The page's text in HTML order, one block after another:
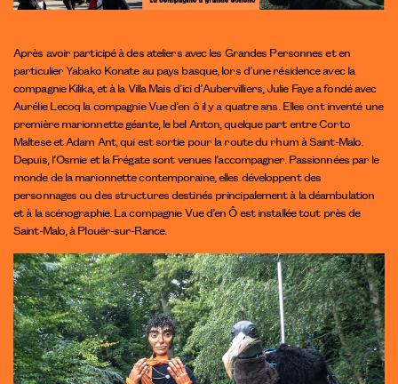
Après avoir participé à des ateliers avec les Grandes Personnes et en
particulier Yabako Konate au pays basque, lors d’une résidence avec la
compagnieKilika, et à la Villa Mais d’ici d’Aubervilliers, Julie Faye a fondé avec
Aurélie Lecoq la compagnie Vue d’en ô il y a quatre ans. Elles ont inventé une
première marionnette géante, le bel Anton, quelque part entre Corto
Maltese et Adam Ant, qui est sortie pour la route du rhum à Saint-Malo.
Depuis, l’Osmie et la Frégate sont venues l’accompagner. Passionnées par le
monde de la marionnette contemporaine, elles développent des
personnages ou des structures destinés principalement à la déambulation
et à la scénographie. La compagnie Vue d’en Ô est installée tout près de
Saint-Malo, à Plouër-sur-Rance.